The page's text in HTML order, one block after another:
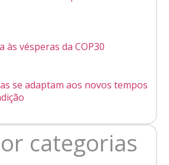
às vésperas da COP30
se adaptam aos novos tempos
categorias